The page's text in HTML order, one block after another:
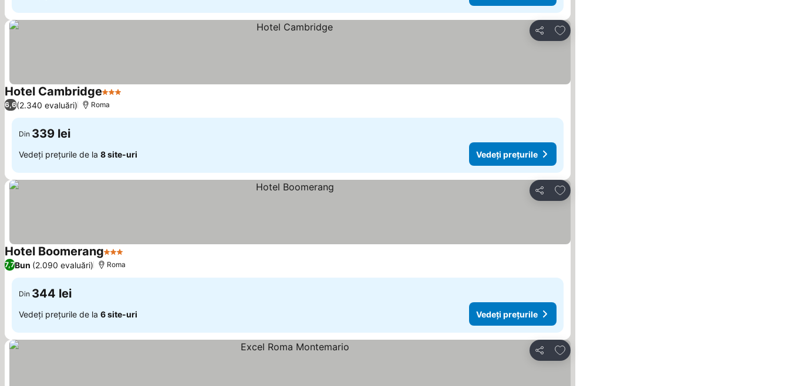
Distribuiți
Adăugaţi la favorite
Hotel Cambridge3 Stele
6,6(2.340 evaluări) Roma
Din 339 lei
Vedeți prețurile de la 8 site-uri Vedeți prețurile
Distribuiți
Adăugaţi la favorite
Hotel Boomerang3 Stele
7,7Bun (2.090 evaluări) Roma
Din 344 lei
Vedeți prețurile de la 6 site-uri Vedeți prețurile
Distribuiți
Adăugaţi la favorite